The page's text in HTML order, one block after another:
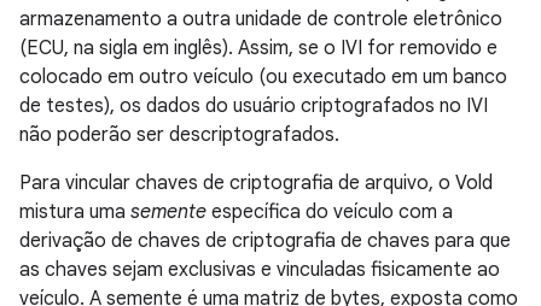
armazenamento a outra unidade de controle eletrônico
(ECU, na sigla em inglês). Assim, se o IVI for removido e
colocado em outro veículo (ou executado em um banco
de testes), os dados do usuário criptografados no IVI
não poderão ser descriptografados.
Para vincular chaves de criptografia de arquivo, o Vold
mistura uma semente específica do veículo com a
derivação de chaves de criptografia de chaves para que
as chaves sejam exclusivas e vinculadas fisicamente ao
veículo. A semente é uma matriz de bytes, exposta como